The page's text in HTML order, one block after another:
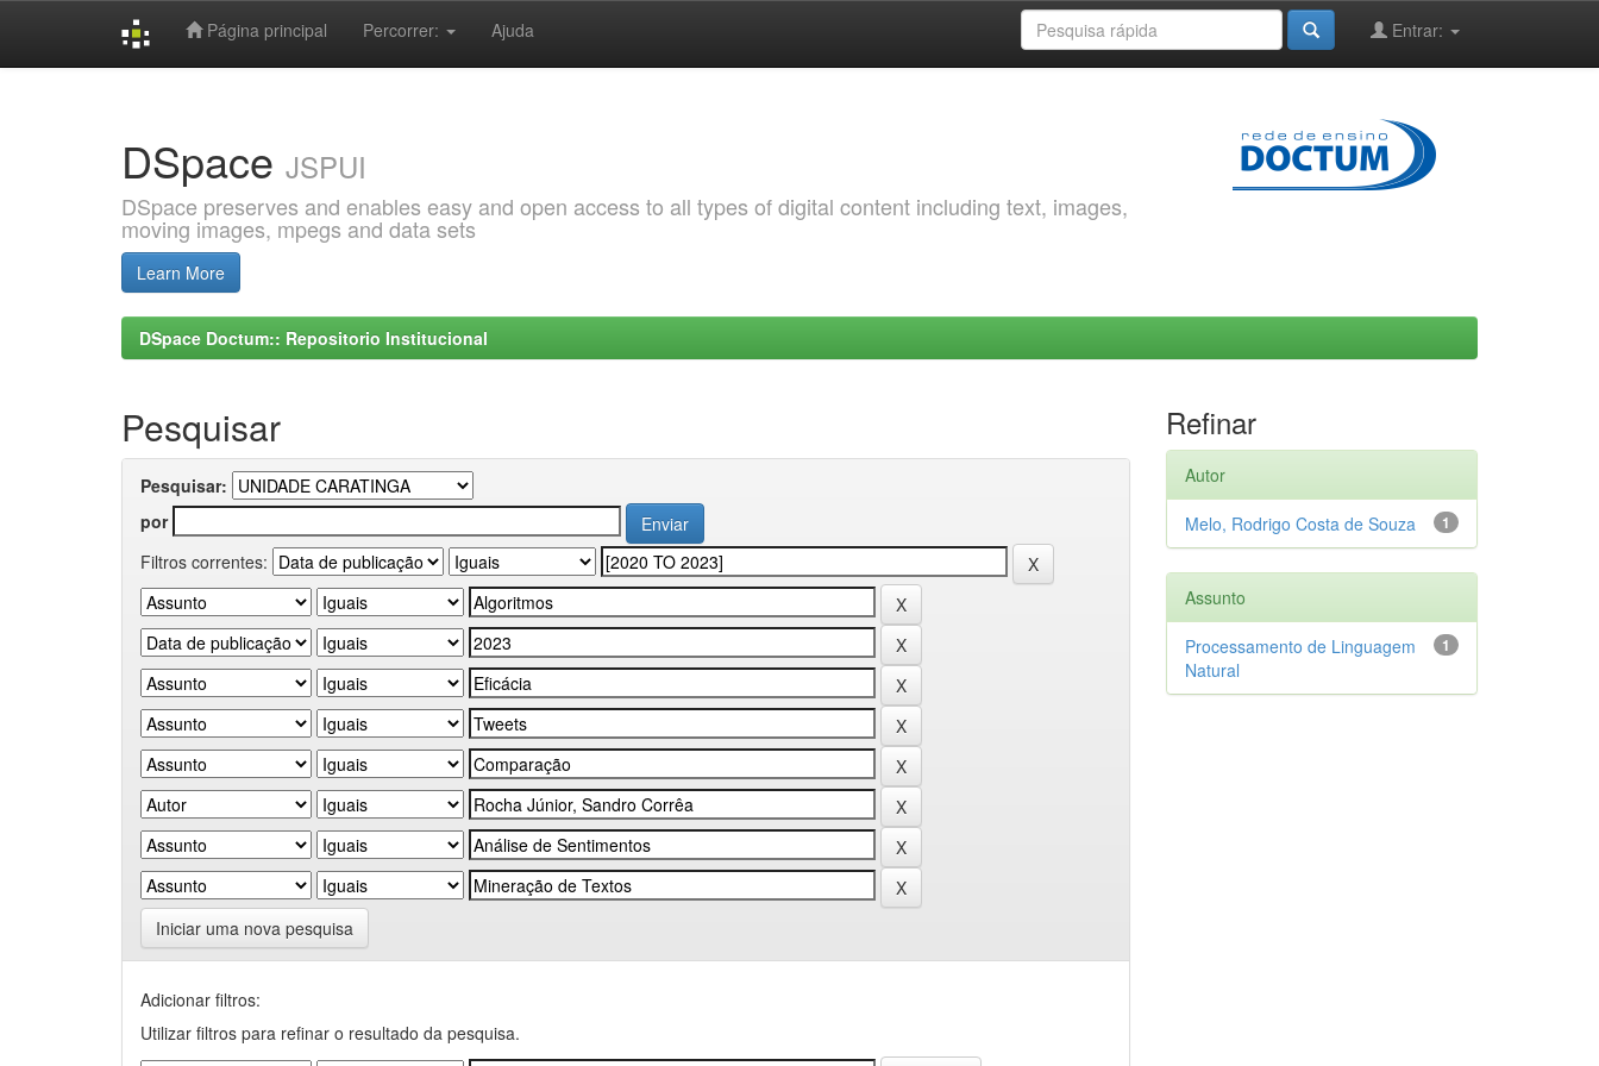
Página principal Percorrer: Ajuda Entrar:
DSpace JSPUI
DSpace preserves and enables easy and open access to all types of digital content including text, images,
moving images, mpegs and data sets
Learn More
DSpace Doctum:: Repositorio Institucional
Pesquisar
Pesquisar:
por
Filtros correntes:
Iniciar uma nova pesquisa
Adicionar filtros:
Utilizar filtros para refinar o resultado da pesquisa.
Refinar
Autor
1
Melo, Rodrigo Costa de Souza
Assunto
1
Processamento de Linguagem
Natural